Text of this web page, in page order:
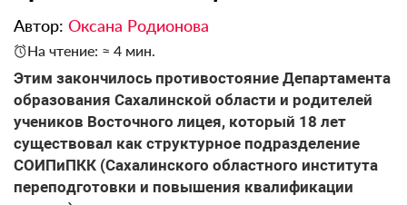
Автор: Оксана Родионова
На чтение: ≈ 4 мин.
Этим закончилось противостояние Департамента
образования Сахалинской области и родителей
учеников Восточного лицея, который 18 лет
существовал как структурное подразделение
СОИПиПКК (Сахалинского областного института
переподготовки и повышения квалификации